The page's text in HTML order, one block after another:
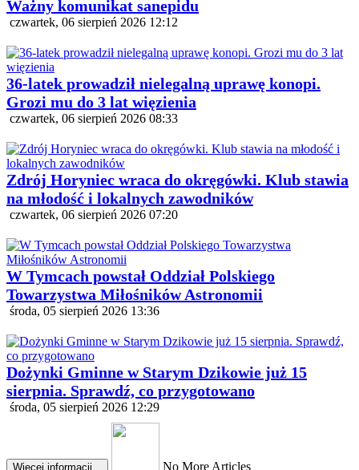
Ważny komunikat sanepidu
czwartek, 06 sierpień 2026 12:12
36-latek prowadził nielegalną uprawę konopi.
Grozi mu do 3 lat więzienia
czwartek, 06 sierpień 2026 08:33
Zdrój Horyniec wraca do okręgówki. Klub stawia
na młodość i lokalnych zawodników
czwartek, 06 sierpień 2026 07:20
W Tymcach powstał Oddział Polskiego
Towarzystwa Miłośników Astronomii
środa, 05 sierpień 2026 13:36
Dożynki Gminne w Starym Dzikowie już 15
sierpnia. Sprawdź, co przygotowano
środa, 05 sierpień 2026 12:29
Więcej informacji... No More Articles